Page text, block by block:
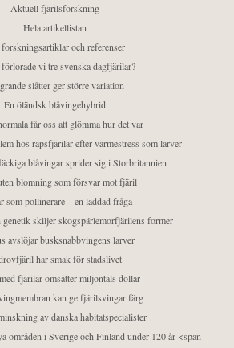
Aktuell fjärilsforskning
Hela artikellistan
och referenser
vi tre svenska dagfjärilar?
slåtter ger större variation
En öländsk blåvingehybrid
får oss att glömma hur det var
hos rapsfjärilar efter värmestress som larver
blåvingar sprider sig i Storbritannien
blomning som försvar mot fjäril
som pollinerare – en laddad fråga
genetik skiljer skogspärlemorfjärilens former
avslöjar busksnabbvingens larver
har smak för stadslivet
fjärilar omsätter miljontals dollar
kan ge fjärilsvingar färg
av danska habitatspecialister
områden i Sverige och Finland under 120 år <span